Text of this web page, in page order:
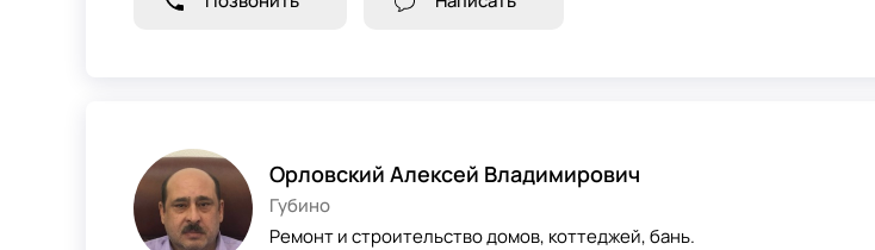
Орловский Алексей Владимирович
Губино
Ремонт и строительство домов, коттеджей, бань.